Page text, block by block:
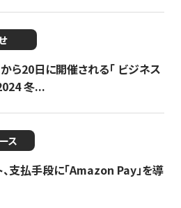
ら20日に開催される「 ビジネス
冬...
ス
支払手段に「Amazon Pay」を導